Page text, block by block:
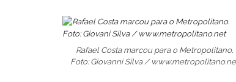
Rafael Costa marcou para o Metropolitano.
Foto: Giovanni Silva /